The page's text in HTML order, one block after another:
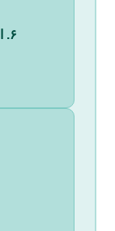
۶. ارسال و پاسخگویی به داوران